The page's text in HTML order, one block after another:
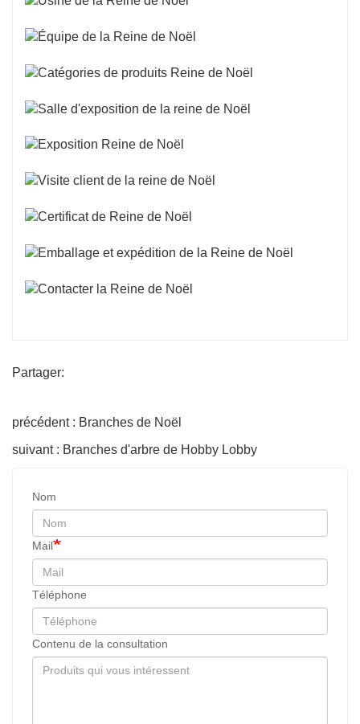
Partager:
précédent : Branches de Noël
suivant : Branches d'arbre de Hobby Lobby
Nom
Mail
Téléphone
Contenu de la consultation